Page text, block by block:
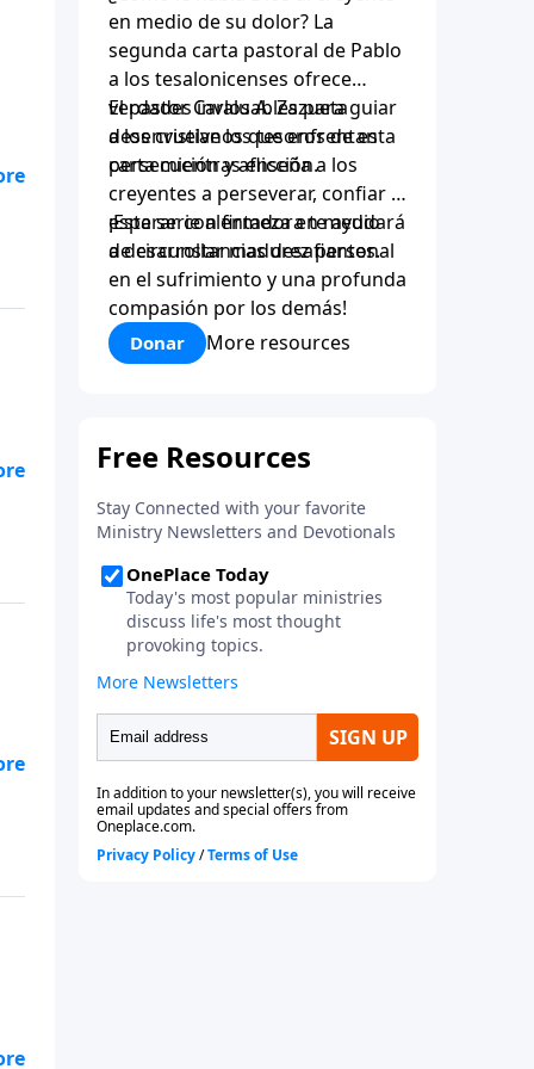
en medio de su dolor? La
segunda carta pastoral de Pablo
a los tesalonicenses ofrece
verdades invaluables para guiar
a los cristianos que enfrentan
persecución y aflicción.
El pastor Carlos A. Zazueta
desenvuelve los tesoros de esta
carta mientras enseña a los
creyentes a perseverar, confiar y
esperar con firmeza en medio
de circunstancias desafiantes.
¡Esta serie alentadora te ayudará
a desarrollar madurez personal
en el sufrimiento y una profunda
compasión por los demás!
Donar More resources